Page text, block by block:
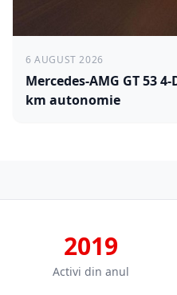
6 AUGUST 2026
Mercedes-AMG GT 53
km autonomie
2019
Activi din anul